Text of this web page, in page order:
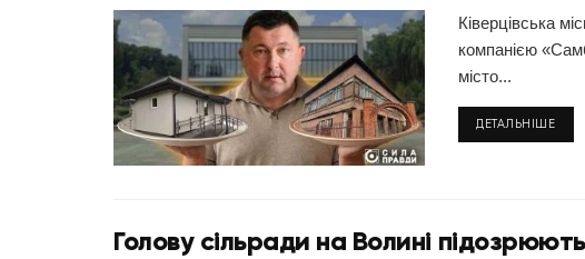
Ківерцівська
компанією
місто...
ДЕТАЛЬНІШЕ
Голову сільради на Волині